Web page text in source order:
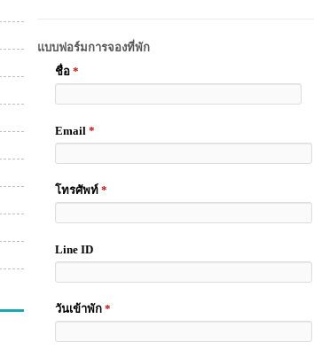
แบบฟอร์มการจองที่พัก
ชื่อ *
Email *
โทรศัพท์ *
Line ID
วันเข้าพัก *